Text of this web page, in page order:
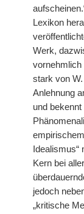
Lexikon
Werk,
vornehmlich
stark von
Anlehnung
und
Kern bei
jedoch
„kritische